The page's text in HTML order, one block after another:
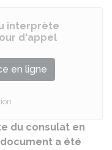
interprète
d'appel
en ligne
du consulat en
a été